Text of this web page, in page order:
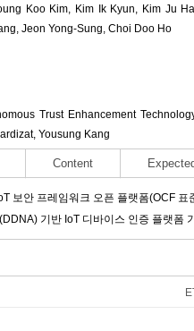
Koo Kim, Kim Ik Kyun, Kim Ju
, Jeon Yong-Sung, Choi Doo Ho
Trust Enhancement
Yousung Kang
Content
보안 프레임워크 오픈 플랫폼(OCF
기반 IoT 디바이스 인증 플랫폼